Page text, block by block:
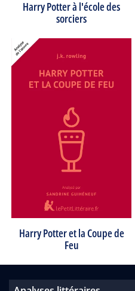
Harry Potter à l'école des
sorciers
Harry Potter et la Coupe de
Feu